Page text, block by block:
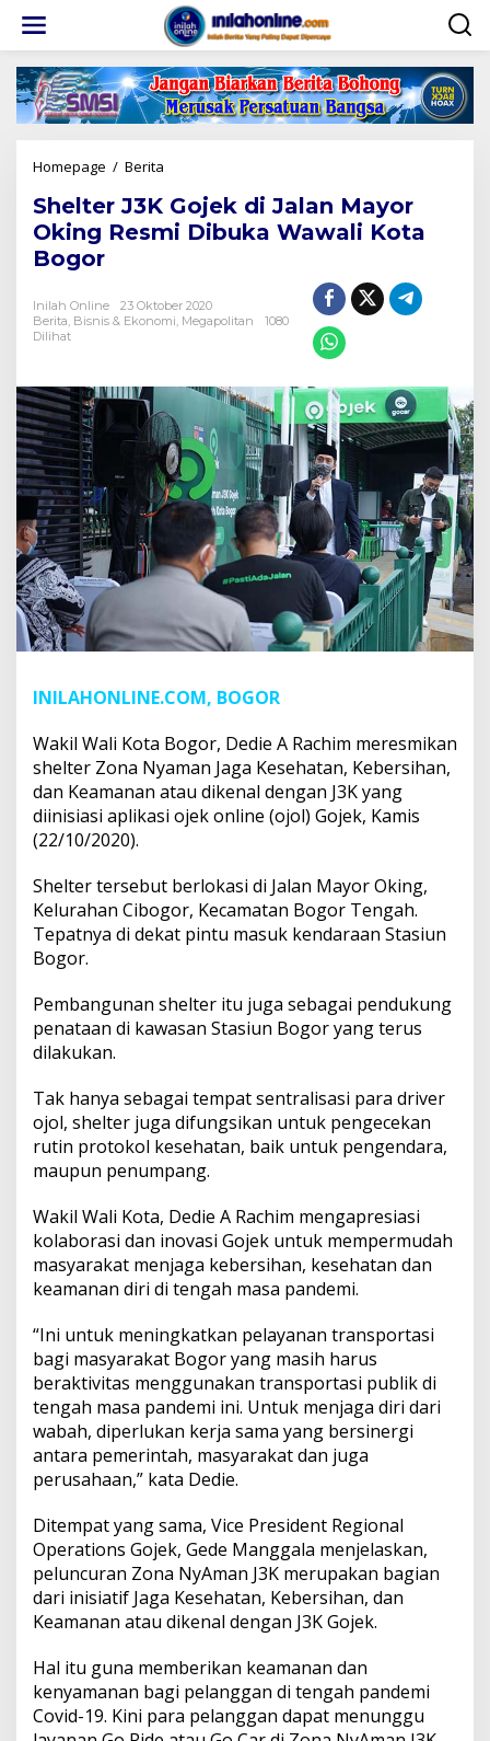
konten
Homepage / Berita
Gojek
di
Jalan
Resmi
Dibuka
Bogor
Shelter J3K Gojek di Jalan Mayor
Oking Resmi Dibuka Wawali Kota
Bogor
Inilah Online
23 Oktober 2020
Berita Bisnis & Ekonomi Megapolitan
1080
Dilihat
INILAHONLINE.COM, BOGOR
Wakil Wali Kota Bogor, Dedie A Rachim meresmikan
shelter Zona Nyaman Jaga Kesehatan, Kebersihan,
dan Keamanan atau dikenal dengan J3K yang
diinisiasi aplikasi ojek online (ojol) Gojek, Kamis
(22/10/2020).
Shelter tersebut berlokasi di Jalan Mayor Oking,
Kelurahan Cibogor, Kecamatan Bogor Tengah.
Tepatnya di dekat pintu masuk kendaraan Stasiun
Bogor.
Pembangunan shelter itu juga sebagai pendukung
penataan di kawasan Stasiun Bogor yang terus
dilakukan.
Tak hanya sebagai tempat sentralisasi para driver
ojol, shelter juga difungsikan untuk pengecekan
rutin protokol kesehatan, baik untuk pengendara,
maupun penumpang.
Wakil Wali Kota, Dedie A Rachim mengapresiasi
kolaborasi dan inovasi Gojek untuk mempermudah
masyarakat menjaga kebersihan, kesehatan dan
keamanan diri di tengah masa pandemi.
“Ini untuk meningkatkan pelayanan transportasi
bagi masyarakat Bogor yang masih harus
beraktivitas menggunakan transportasi publik di
tengah masa pandemi ini. Untuk menjaga diri dari
wabah, diperlukan kerja sama yang bersinergi
antara pemerintah, masyarakat dan juga
perusahaan,” kata Dedie.
Ditempat yang sama, Vice President Regional
Operations Gojek, Gede Manggala menjelaskan,
peluncuran Zona NyAman J3K merupakan bagian
dari inisiatif Jaga Kesehatan, Kebersihan, dan
Keamanan atau dikenal dengan J3K Gojek.
Hal itu guna memberikan keamanan dan
kenyamanan bagi pelanggan di tengah pandemi
Covid-19. Kini para pelanggan dapat menunggu